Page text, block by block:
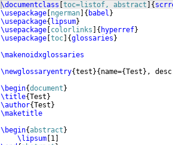
\documentclass toc=listof, abstract {
\usepackage ngerman { babel }
\usepackage{ lipsum}
\usepackage colorlinks { hyperref}
\usepackage toc {glossaries }
\makenoidxglossaries
\newglossaryentry{test }{ name={Test } ,
\begin{document }
\title{Test }
\author{Test }
\maketitle
\begin{abstract }
\lipsum 1